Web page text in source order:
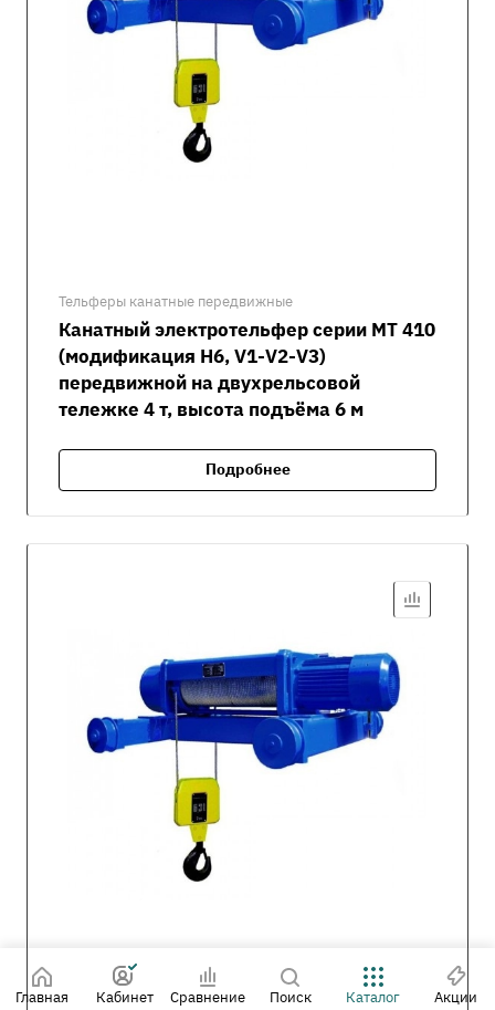
Тельферы канатные передвижные
Канатный электротельфер серии MT 410
(модификация H6, V1-V2-V3)
передвижной на двухрельсовой
тележке 4 т, высота подъёма 6 м
Подробнее
Главная Кабинет Сравнение Поиск Каталог Акции